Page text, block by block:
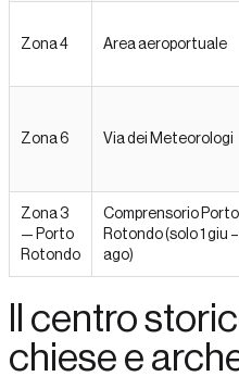
Zona 4 Area aeroportuale
Zona 6 Via dei Meteorologi
Zona 3
— Porto
Rotondo
Comprensorio Porto
Rotondo (solo 1 giu –
ago)
Il centro
chiese e